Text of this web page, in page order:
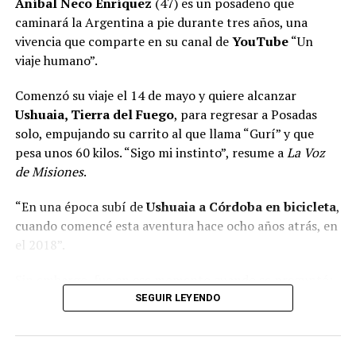
Asimismo, los artistas nucleados en
también convocaron a manifestarse mañana en Posadas,
en sintonía con lo que sucederá en Buenos Aires. La
caminará la Argentina a pie durante tres años, una
vivencia que comparte en su canal deYouTube“Un
viaje humano”.
Comenzó su viaje el 14 de mayo y quiere alcanzar
Ushuaia, Tierra del Fuego, para regresar a Posadas
solo, empujando su carrito al que llama “Gurí” y que
pesa unos 60 kilos. “Sigo mi instinto”, resume aLa Voz
de Misiones.
“En una época subí deUshuaia a Córdoba en bicicleta,
cuando comencé esta aventura hace ocho años atrás, en
el 2018”.
“Me gustaría saber qué siente mi ser cuando estoy
Patagonia, donde cruza un coche cada tanto”, recordó
SEGUIR LEYENDO